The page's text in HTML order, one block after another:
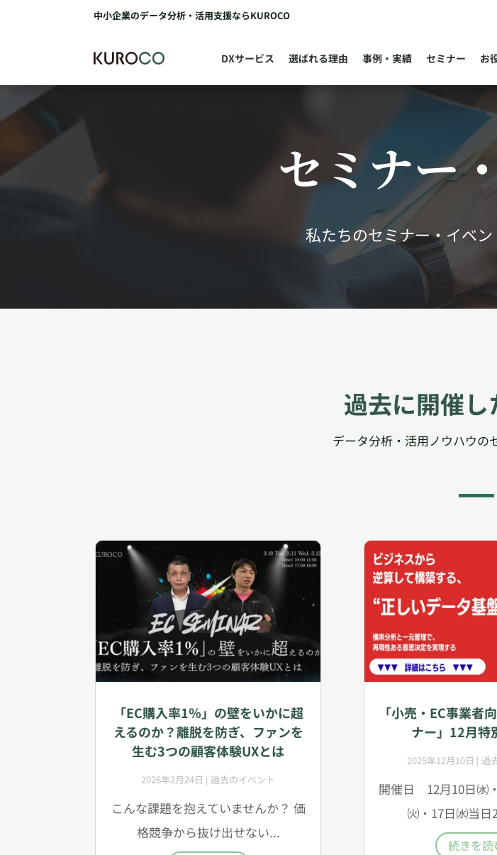
中小企業のデータ分析・活用支援ならKUROCO
DXサービス 選ばれる理由 事例・実績 セミナー お
セミナー
私たちのセミナー・イベ
過去に開催し
データ分析・活用ノウハウの
「EC購入率1％」の壁をいかに超
えるのか？離脱を防ぎ、ファンを
生む3つの顧客体験UXとは
2026年2月24日 | 過去のイベント
こんな課題を抱えていませんか？ 価
格競争から抜け出せない...
「小売・EC事業
ナー」12月特
2025年12月10日 | 過
開催日 12月10日㈬
㈫・17日㈬当日
続きを読